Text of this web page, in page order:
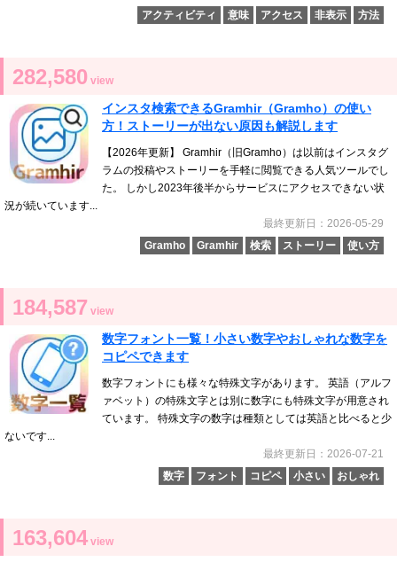
アクティビティ
意味 アクセス 非表示 方法
282,580 view
インスタ検索できるGramhir（Gramho）の使い
方！ストーリーが出ない原因も解説します
【2026年更新】 Gramhir（旧Gramho）は以前はインスタグ
ラムの投稿やストーリーを手軽に閲覧できる人気ツールでし
た。 しかし2023年後半からサービスにアクセスできない状
況が続いています...
最終更新日：2026-05-29
Gramho
Gramhir 検索 ストーリー 使い方
184,587 view
数字フォント一覧！小さい数字やおしゃれな数字を
コピペできます
数字フォントにも様々な特殊文字があります。 英語（アルフ
ァベット）の特殊文字とは別に数字にも特殊文字が用意され
ています。 特殊文字の数字は種類としては英語と比べると少
ないです...
最終更新日：2026-07-21
数字
フォント コピペ 小さい おしゃれ
163,604 view